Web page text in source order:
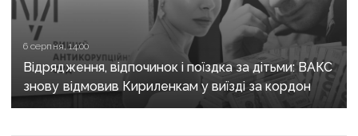
6 серпня, 14:00
Відрядження, відпочинок і поїздка за дітьми: ВАКС
знову відмовив Кириленкам у виїзді за кордон